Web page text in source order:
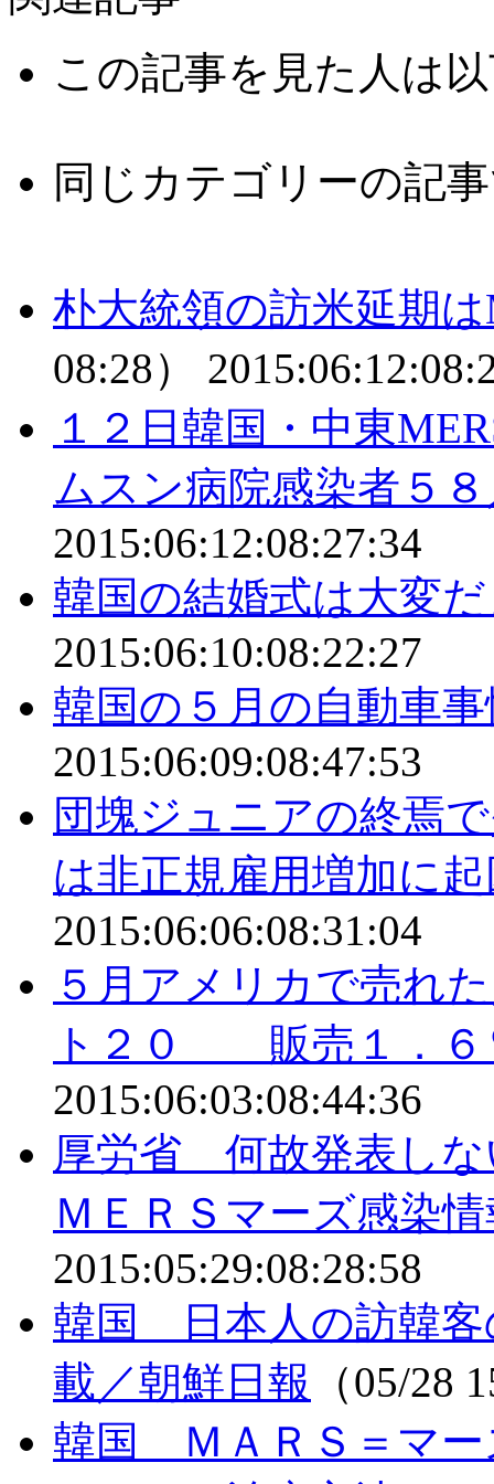
この記事を見た人は
同じカテゴリーの記
朴大統領の訪米延期
08:28）
１２日韓国・中東
ムスン病院感染者５
2015:06:12:08:27:34
韓国の結婚式は大変だ
2015:06:10:08:22:27
韓国の５月の自動車
2015:06:09:08:47:53
団塊ジュニアの終
は非正規雇用増加に
2015:06:06:08:31:04
５月アメリカで売れ
ト２０ 販売１．６
2015:06:03:08:44:36
厚労省 何故発表し
ＭＥＲＳマーズ感染
2015:05:29:08:28:58
韓国 日本人の訪韓客
載／朝鮮日報 （05/28
韓国 ＭＡＲＳ＝マ